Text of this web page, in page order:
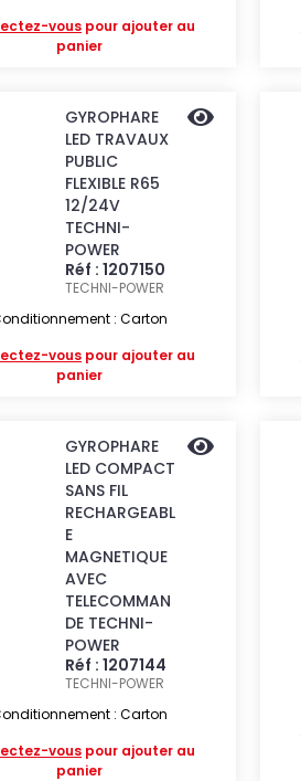
vous pour ajouter au
panier
GYROPHARE
LED TRAVAUX
PUBLIC
FLEXIBLE R65
12/24V
TECHNI-
POWER
Réf : 1207150
TECHNI-POWER
: Carton
vous pour ajouter au
panier
GYROPHARE
LED COMPACT
SANS FIL
RECHARGEABL
E
MAGNETIQUE
AVEC
TELECOMMAN
DE TECHNI-
POWER
Réf : 1207144
TECHNI-POWER
: Carton
vous pour ajouter au
panier